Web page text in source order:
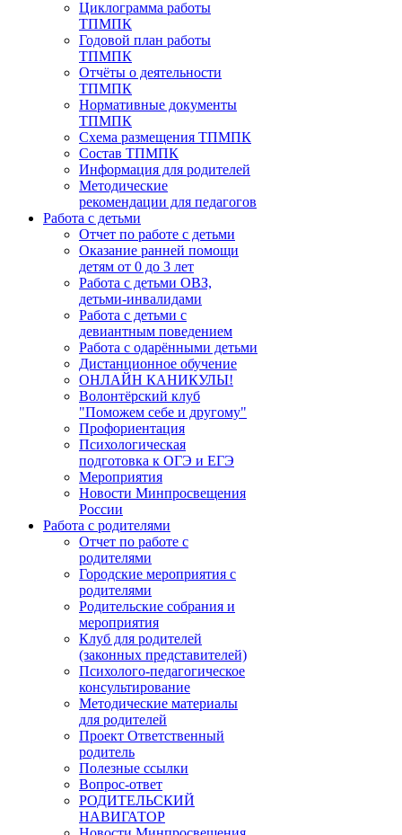
Циклограмма работы
ТПМПК
Годовой план работы
ТПМПК
Отчёты о деятельности
ТПМПК
Нормативные документы
ТПМПК
Схема размещения ТПМПК
Состав ТПМПК
Информация для родителей
Методические
рекомендации для педагогов
Работа с детьми
Отчет по работе с детьми
Оказание ранней помощи
детям от 0 до 3 лет
Работа с детьми ОВЗ,
детьми-инвалидами
Работа с детьми с
девиантным поведением
Работа с одарёнными детьми
Дистанционное обучение
ОНЛАЙН КАНИКУЛЫ!
Волонтёрский клуб
"Поможем себе и другому"
Профориентация
Психологическая
подготовка к ОГЭ и ЕГЭ
Мероприятия
Новости Минпросвещения
России
Работа с родителями
Отчет по работе с
родителями
Городские мероприятия с
родителями
Родительские собрания и
мероприятия
Клуб для родителей
(законных представителей)
Психолого-педагогическое
консультирование
Методические материалы
для родителей
Проект Ответственный
родитель
Полезные ссылки
Вопрос-ответ
РОДИТЕЛЬСКИЙ
НАВИГАТОР